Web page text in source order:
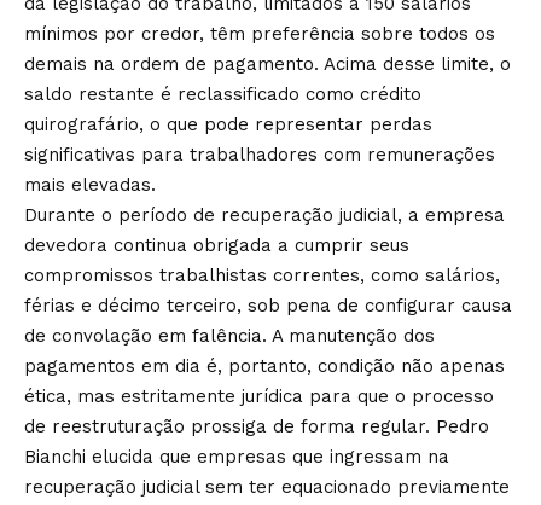
mínimos por credor, têm preferência sobre todos os
demais na ordem de pagamento. Acima desse limite, o
saldo restante é reclassificado como crédito
quirografário, o que pode representar perdas
significativas para trabalhadores com remunerações
mais elevadas.
Durante o período de recuperação judicial, a empresa
devedora continua obrigada a cumprir seus
compromissos trabalhistas correntes, como salários,
férias e décimo terceiro, sob pena de configurar causa
de convolação em falência. A manutenção dos
pagamentos em dia é, portanto, condição não apenas
ética, mas estritamente jurídica para que o processo
de reestruturação prossiga de forma regular. Pedro
Bianchi elucida que empresas que ingressam na
recuperação judicial sem ter equacionado previamente